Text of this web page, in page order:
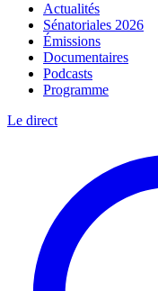
Actualités
Sénatoriales 2026
Émissions
Documentaires
Podcasts
Programme
Le direct